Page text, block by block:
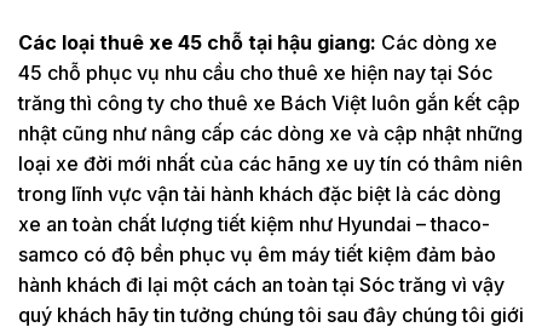
Các loại thuê xe 45 chỗ tại hậu giang: Các dòng xe
45 chỗ phục vụ nhu cầu cho thuê xe hiện nay tại Sóc
trăng thì công ty cho thuê xe Bách Việt luôn gắn kết cập
nhật cũng như nâng cấp các dòng xe và cập nhật những
loại xe đời mới nhất của các hãng xe uy tín có thâm niên
trong lĩnh vực vận tải hành khách đặc biệt là các dòng
xe an toàn chất lượng tiết kiệm như Hyundai – thaco-
samco có độ bền phục vụ êm máy tiết kiệm đảm bảo
hành khách đi lại một cách an toàn tại Sóc trăng vì vậy
quý khách hãy tin tưởng chúng tôi sau đây chúng tôi giới